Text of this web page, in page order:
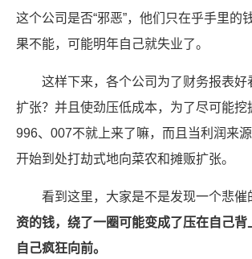
这个公司是否“邪恶”，他们只在乎手里的
果不能，可能明年自己就失业了。
这样下来，各个公司为了财务报表好
扩张？并且使劲压低成本，为了尽可能挖
996、007不就上来了嘛，而且当利润来
开始到处打劫式地向菜农和摊贩扩张。
看到这里，大家是不是发现一个悲催
资的钱，绕了一圈可能变成了压在自己背
自己疯狂向前。